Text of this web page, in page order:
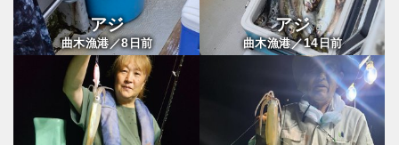
アジ
曲木漁港／8日前
アジ
曲木漁港／14日前